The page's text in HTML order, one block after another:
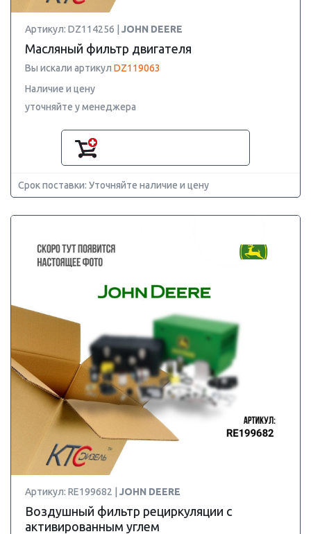
Артикул: DZ114256 | JOHN DEERE
Масляный фильтр двигателя
Вы искали артикул DZ119063
Наличие и цену
уточняйте у менеджера
Срок поставки: Уточняйте наличие и цену
Артикул: RE199682 | JOHN DEERE
Воздушный фильтр рециркуляции с
активированным углем